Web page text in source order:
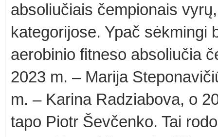
absoliučiais čempionais
kategorijose. Ypač sėkmingi
aerobinio fitneso absoliučia
2023 m. – Marija
m. – Karina Radziabova, o
tapo Piotr Ševčenko. Tai